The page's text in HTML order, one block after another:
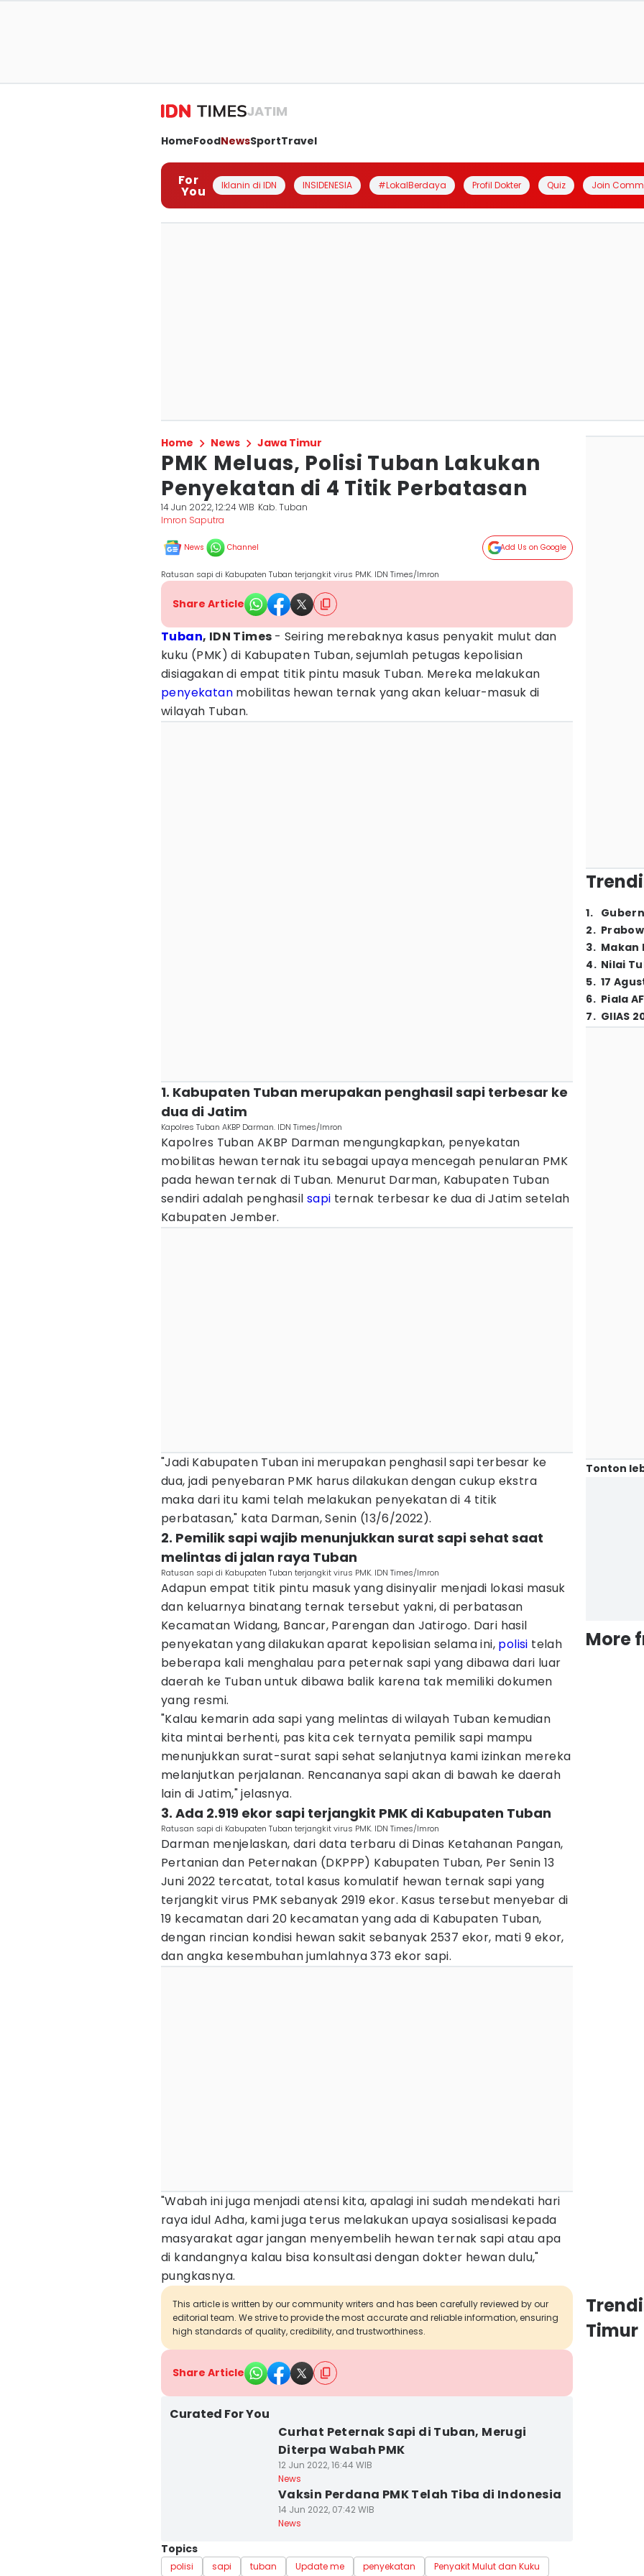
JATIM
HomeFoodNewsSportTravel
For
You Iklanin di IDN INSIDENESIA #LokalBerdaya Profil Dokter Quiz Join
Home News Jawa Timur
PMK Meluas, Polisi Tuban Lakukan
Penyekatan di 4 Titik Perbatasan
14 Jun 2022, 12:24 WIB Kab. Tuban
Imron Saputra
News Channel Add Us on Google
Ratusan sapi di Kabupaten Tuban terjangkit virus PMK. IDN Times/Imron
Share Article
Tuban, IDN Times - Seiring merebaknya kasus penyakit mulut dan
kuku (PMK) di Kabupaten Tuban, sejumlah petugas kepolisian
disiagakan di empat titik pintu masuk Tuban. Mereka melakukan
penyekatan mobilitas hewan ternak yang akan keluar-masuk di
wilayah Tuban.
1. Kabupaten Tuban merupakan penghasil sapi terbesar ke
dua di Jatim
Kapolres Tuban AKBP Darman. IDN Times/Imron
Kapolres Tuban AKBP Darman mengungkapkan, penyekatan
mobilitas hewan ternak itu sebagai upaya mencegah penularan PMK
pada hewan ternak di Tuban. Menurut Darman, Kabupaten Tuban
sendiri adalah penghasil sapi ternak terbesar ke dua di Jatim setelah
Kabupaten Jember.
"Jadi Kabupaten Tuban ini merupakan penghasil sapi terbesar ke
dua, jadi penyebaran PMK harus dilakukan dengan cukup ekstra
maka dari itu kami telah melakukan penyekatan di 4 titik
perbatasan," kata Darman, Senin (13/6/2022).
2. Pemilik sapi wajib menunjukkan surat sapi sehat saat
melintas di jalan raya Tuban
Ratusan sapi di Kabupaten Tuban terjangkit virus PMK. IDN Times/Imron
Adapun empat titik pintu masuk yang disinyalir menjadi lokasi masuk
dan keluarnya binatang ternak tersebut yakni, di perbatasan
Kecamatan Widang, Bancar, Parengan dan Jatirogo. Dari hasil
penyekatan yang dilakukan aparat kepolisian selama ini, polisi telah
beberapa kali menghalau para peternak sapi yang dibawa dari luar
daerah ke Tuban untuk dibawa balik karena tak memiliki dokumen
yang resmi.
"Kalau kemarin ada sapi yang melintas di wilayah Tuban kemudian
kita mintai berhenti, pas kita cek ternyata pemilik sapi mampu
menunjukkan surat-surat sapi sehat selanjutnya kami izinkan mereka
melanjutkan perjalanan. Rencananya sapi akan di bawah ke daerah
lain di Jatim," jelasnya.
3. Ada 2.919 ekor sapi terjangkit PMK di Kabupaten Tuban
Ratusan sapi di Kabupaten Tuban terjangkit virus PMK. IDN Times/Imron
Darman menjelaskan, dari data terbaru di Dinas Ketahanan Pangan,
Pertanian dan Peternakan (DKPPP) Kabupaten Tuban, Per Senin 13
Juni 2022 tercatat, total kasus komulatif hewan ternak sapi yang
terjangkit virus PMK sebanyak 2919 ekor. Kasus tersebut menyebar di
19 kecamatan dari 20 kecamatan yang ada di Kabupaten Tuban,
dengan rincian kondisi hewan sakit sebanyak 2537 ekor, mati 9 ekor,
dan angka kesembuhan jumlahnya 373 ekor sapi.
"Wabah ini juga menjadi atensi kita, apalagi ini sudah mendekati hari
raya idul Adha, kami juga terus melakukan upaya sosialisasi kepada
masyarakat agar jangan menyembelih hewan ternak sapi atau apa
di kandangnya kalau bisa konsultasi dengan dokter hewan dulu,"
pungkasnya.
This article is written by our community writers and has been carefully reviewed by our
editorial team. We strive to provide the most accurate and reliable information, ensuring
high standards of quality, credibility, and trustworthiness.
Share Article
Curated For You
Curhat Peternak Sapi di Tuban, Merugi
Diterpa Wabah PMK
12 Jun 2022, 16:44 WIB
News
Vaksin Perdana PMK Telah Tiba di Indonesia
14 Jun 2022, 07:42 WIB
News
Topics
polisi sapi tuban Update me penyekatan Penyakit Mulut dan Kuku
1.
2.
3. Makan
4. Nilai
5. 17
6. Piala
7. GIIAS
Tonton
More
Timur